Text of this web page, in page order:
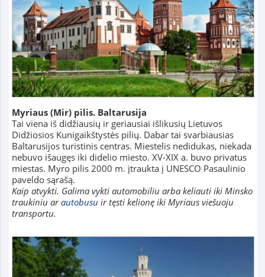
Myriaus (Mir) pilis. Baltarusija
Tai viena iš didžiausių ir geriausiai išlikusių Lietuvos
Didžiosios Kunigaikštystės pilių. Dabar tai svarbiausias
Baltarusijos turistinis centras. Miestelis nedidukas, niekada
nebuvo išaugęs iki didelio miesto. XV-XIX a. buvo privatus
miestas. Myro pilis 2000 m. įtraukta į UNESCO Pasaulinio
paveldo sąrašą.
Kaip atvykti. Galima vykti automobiliu arba keliauti iki Minsko
traukiniu arautobusu ir tęsti kelionę iki Myriaus viešuoju
transportu.